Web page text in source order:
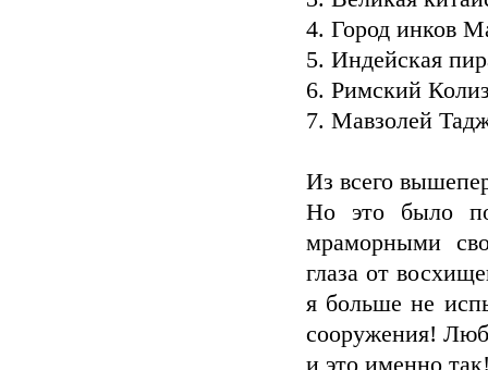
4. Город инков
5. Индейская
6. Римский
7. Мавзолей
Из всего
Но это было
мраморными
глаза от
я больше не
сооружения!
и это именно